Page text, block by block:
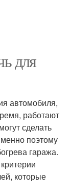
для
автомобиля,
работают
сделать
поэтому
гаража.
которые